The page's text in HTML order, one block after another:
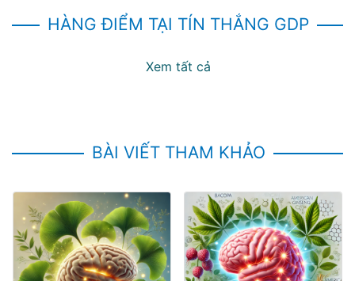
HÀNG ĐIỂM TẠI TÍN THẮNG GDP
Xem tất cả
BÀI VIẾT THAM KHẢO